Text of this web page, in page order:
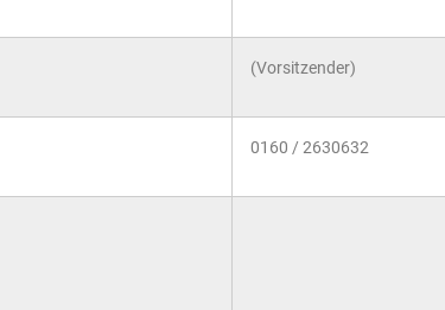
(Vorsitzender)
0160 / 2630632